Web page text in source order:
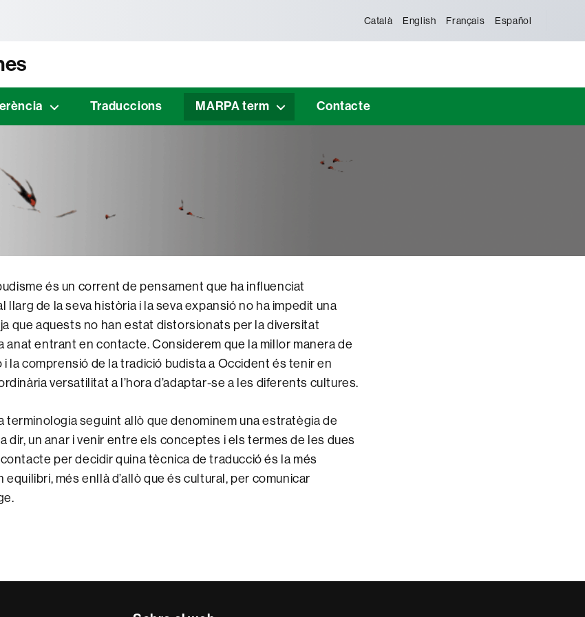
Català English Français Español
Traduccions MARPA term Contacte
és un corrent de pensament que ha influenciat
llarg de la seva història i la seva expansió no ha impedit una
que aquests no han estat distorsionats per la diversitat
anat entrant en contacte. Considerem que la millor manera de
la comprensió de la tradició budista a Occident és tenir en
versatilitat a l’hora d’adaptar-se a les diferents cultures.
terminologia seguint allò que denominem una estratègia de
dir, un anar i venir entre els conceptes i els termes de les dues
per decidir quina tècnica de traducció és la més
equilibri, més enllà d’allò que és cultural, per comunicar